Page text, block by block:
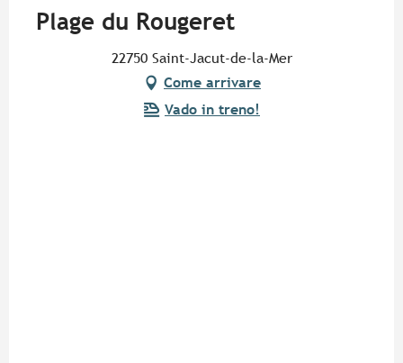
Plage du Rougeret
22750 Saint-Jacut-de-la-Mer
Come arrivare
Vado in treno!